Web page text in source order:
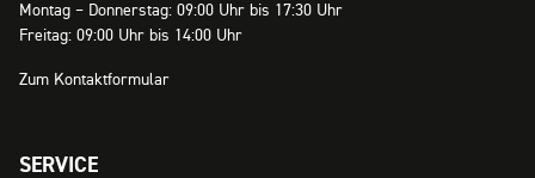
Montag – Donnerstag: 09:00 Uhr bis 17:30 Uhr
Freitag: 09:00 Uhr bis 14:00 Uhr
Zum Kontaktformular
SERVICE